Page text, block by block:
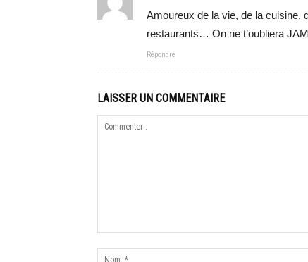
Amoureux de la vie, de la
restaurants… On ne t’oubliera
Répondre
LAISSER UN COMMENTAIRE